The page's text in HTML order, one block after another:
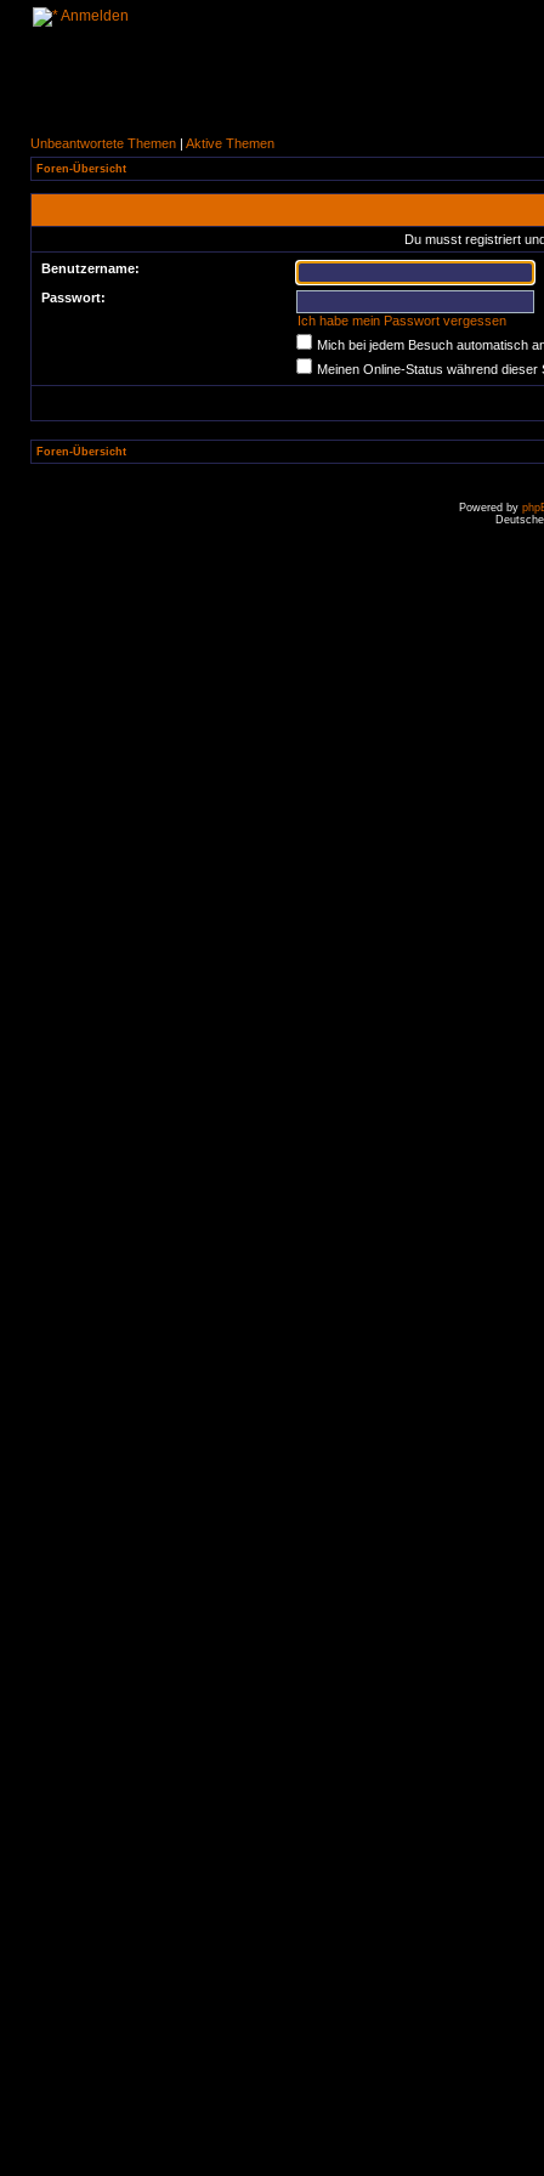
Anmelden
Unbeantwortete Themen | Aktive Themen
Foren-Übersicht
Du musst registriert
Benutzername:
Passwort:
Ich habe mein Passwort vergessen
Mich bei jedem Besuch automatisch
Meinen Online-Status während dieser
Foren-Übersicht
Powered by